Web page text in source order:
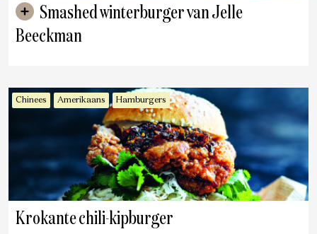
Beeckman
Chinees Amerikaans Hamburgers
Krokante chili-kipburger